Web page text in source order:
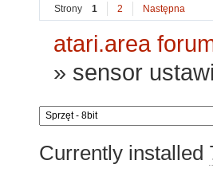
Strony 1 2 Następna
atari.area
» sensor
Currently installed